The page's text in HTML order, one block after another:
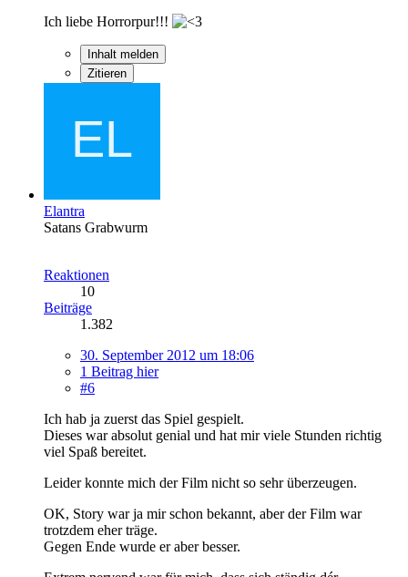
Ich liebe Horrorpur!!!
Inhalt melden
Zitieren
Elantra
Satans Grabwurm
Reaktionen
10
Beiträge
1.382
30. September 2012 um 18:06
1 Beitrag hier
#6
Ich hab ja zuerst das Spiel gespielt.
Dieses war absolut genial und hat mir viele Stunden richtig
viel Spaß bereitet.
Leider konnte mich der Film nicht so sehr überzeugen.
OK, Story war ja mir schon bekannt, aber der Film war
trotzdem eher träge.
Gegen Ende wurde er aber besser.